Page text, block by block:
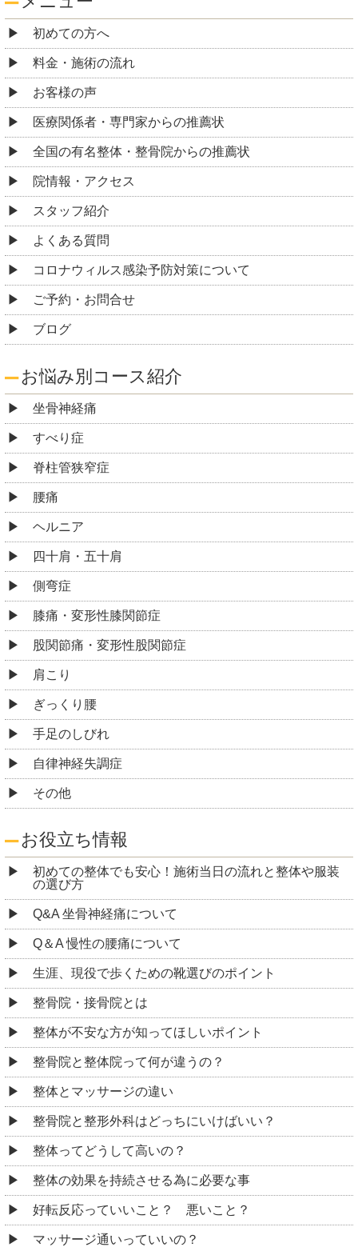
初めての方へ
料金・施術の流れ
お客様の声
医療関係者・専門家からの推薦状
全国の有名整体・整骨院からの推薦状
院情報・アクセス
スタッフ紹介
よくある質問
コロナウィルス感染予防対策について
ご予約・お問合せ
ブログ
お悩み別コース紹介
坐骨神経痛
すべり症
脊柱管狭窄症
腰痛
ヘルニア
四十肩・五十肩
側弯症
膝痛・変形性膝関節症
股関節痛・変形性股関節症
肩こり
ぎっくり腰
手足のしびれ
自律神経失調症
その他
お役立ち情報
初めての整体でも安心！施術当日の流れと整体や服装
の選び方
Q&A 坐骨神経痛について
Q＆A 慢性の腰痛について
生涯、現役で歩くための靴選びのポイント
整骨院・接骨院とは
整体が不安な方が知ってほしいポイント
整骨院と整体院って何が違うの？
整体とマッサージの違い
整骨院と整形外科はどっちにいけばいい？
整体ってどうして高いの？
整体の効果を持続させる為に必要な事
好転反応っていいこと？ 悪いこと？
マッサージ通いっていいの？